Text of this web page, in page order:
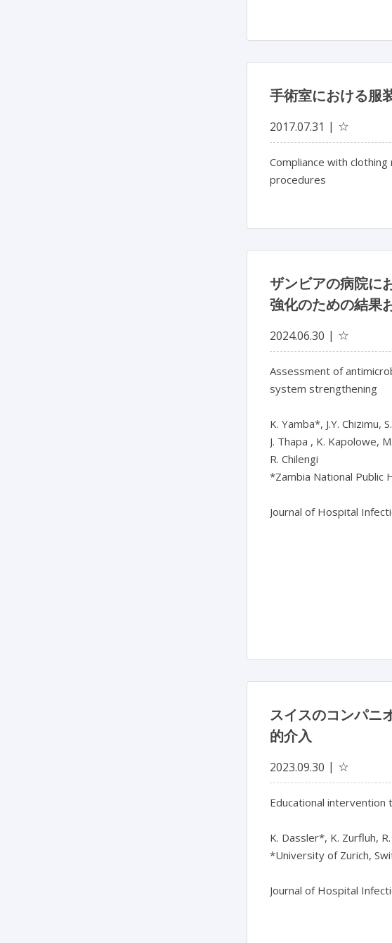
手術室における服
2017.07.31 ☆
Compliance with
procedures
ザンビアの病院に
強化のための結果
2024.06.30 ☆
Assessment of
system strengthening
K. Yamba*, J.Y. Chizimu,
J. Thapa , K. Kapolowe,
R. Chilengi
*Zambia National Public
Journal of Hospital
スイスのコンパニ
的介入
2023.09.30 ☆
Educational intervention
K. Dassler*, K. Zurfluh,
*University of Zurich,
Journal of Hospital